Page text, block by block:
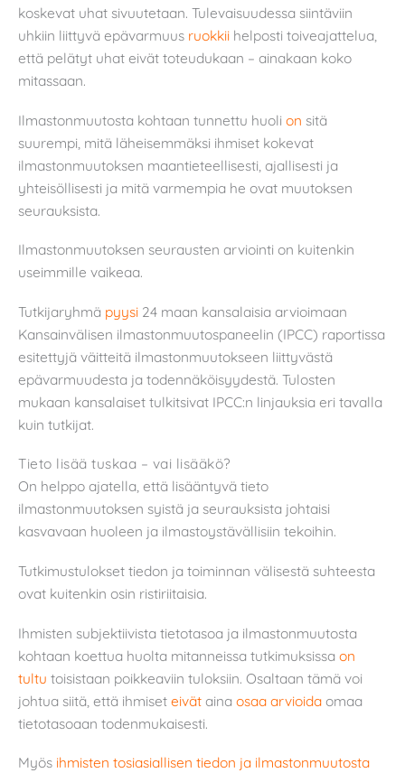
koskevat uhat sivuutetaan. Tulevaisuudessa siintäviin
uhkiin liittyvä epävarmuus ruokkii helposti toiveajattelua,
että pelätyt uhat eivät toteudukaan – ainakaan koko
mitassaan.
Ilmastonmuutosta kohtaan tunnettu huoli on sitä
suurempi, mitä läheisemmäksi ihmiset kokevat
ilmastonmuutoksen maantieteellisesti, ajallisesti ja
yhteisöllisesti ja mitä varmempia he ovat muutoksen
seurauksista.
Ilmastonmuutoksen seurausten arviointi on kuitenkin
useimmille vaikeaa.
Tutkijaryhmä pyysi 24 maan kansalaisia arvioimaan
Kansainvälisen ilmastonmuutospaneelin (IPCC) raportissa
esitettyjä väitteitä ilmastonmuutokseen liittyvästä
epävarmuudesta ja todennäköisyydestä. Tulosten
mukaan kansalaiset tulkitsivat IPCC:n linjauksia eri tavalla
kuin tutkijat.
Tieto lisää tuskaa – vai lisääkö?
On helppo ajatella, että lisääntyvä tieto
ilmastonmuutoksen syistä ja seurauksista johtaisi
kasvavaan huoleen ja ilmastoystävällisiin tekoihin.
Tutkimustulokset tiedon ja toiminnan välisestä suhteesta
ovat kuitenkin osin ristiriitaisia.
Ihmisten subjektiivista tietotasoa ja ilmastonmuutosta
kohtaan koettua huolta mitanneissa tutkimuksissa on
tultu toisistaan poikkeaviin tuloksiin. Osaltaan tämä voi
johtua siitä, että ihmiset eivät aina osaa arvioida omaa
tietotasoaan todenmukaisesti.
Myös ihmisten tosiasiallisen tiedon ja ilmastonmuutosta